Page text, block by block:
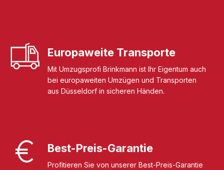
Europaweite Transporte
Mit Umzugsprofi Brinkmann ist Ihr Eigentum auch
bei europaweiten Umzügen und Transporten
aus Düsseldorf in sicheren Händen.
Best-Preis-Garantie
Profitieren Sie von unserer Best-Preis-Garantie